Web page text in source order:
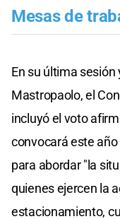
Mesas de
En su última
Mastropaolo, el
incluyó el voto
convocará este
para abordar "la
quienes ejercen la
estacionamiento,